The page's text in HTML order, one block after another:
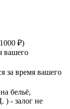
₽)
вашего
за время вашего
бельё,
) - залог не